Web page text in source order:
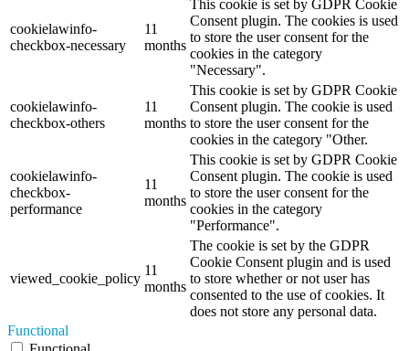
cookielawinfo-
checkbox-necessary
11
months
This cookie is set by GDPR Cookie
Consent plugin. The cookies is used
to store the user consent for the
cookies in the category
"Necessary".
cookielawinfo-
checkbox-others
11
months
This cookie is set by GDPR Cookie
Consent plugin. The cookie is used
to store the user consent for the
cookies in the category "Other.
cookielawinfo-
checkbox-
performance
11
months
This cookie is set by GDPR Cookie
Consent plugin. The cookie is used
to store the user consent for the
cookies in the category
"Performance".
viewed_cookie_policy
11
months
The cookie is set by the GDPR
Cookie Consent plugin and is used
to store whether or not user has
consented to the use of cookies. It
does not store any personal data.
Functional